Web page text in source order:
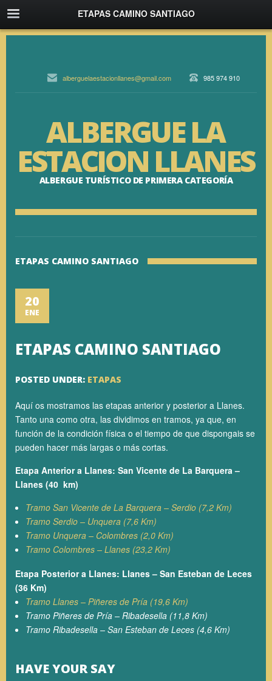
ETAPAS CAMINO SANTIAGO
alberguelaestacionllanes@gmail.com 985 974 910
ALBERGUE LA
ESTACION LLANES
ALBERGUE TURÍSTICO DE PRIMERA CATEGORÍA
ETAPAS CAMINO SANTIAGO
20
ENE
ETAPAS CAMINO SANTIAGO
POSTED UNDER: ETAPAS
Aquí os mostramos las etapas anterior y posterior a Llanes.
Tanto una como otra, las dividimos en tramos, ya que, en
función de la condición física o el tiempo de que dispongais se
pueden hacer más largas o más cortas.
Etapa Anterior a Llanes: San Vicente de La Barquera –
Llanes (40 km)
Tramo San Vicente de La Barquera – Serdio (7,2 Km)
Tramo Serdio – Unquera (7,6 Km)
Tramo Unquera – Colombres (2,0 Km)
Tramo Colombres – Llanes (23,2 Km)
Etapa Posterior a Llanes: Llanes – San Esteban de Leces
(36 Km)
Tramo Llanes – Piñeres de Pría (19,6 Km)
Tramo Piñeres de Pría – Ribadesella (11,8 Km)
Tramo Ribadesella – San Esteban de Leces (4,6 Km)
HAVE YOUR SAY